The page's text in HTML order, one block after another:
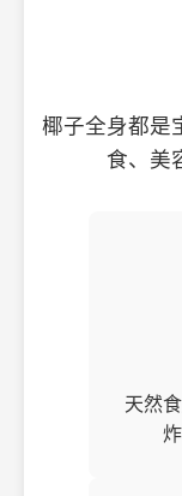
椰子全身都是
食、美
天然